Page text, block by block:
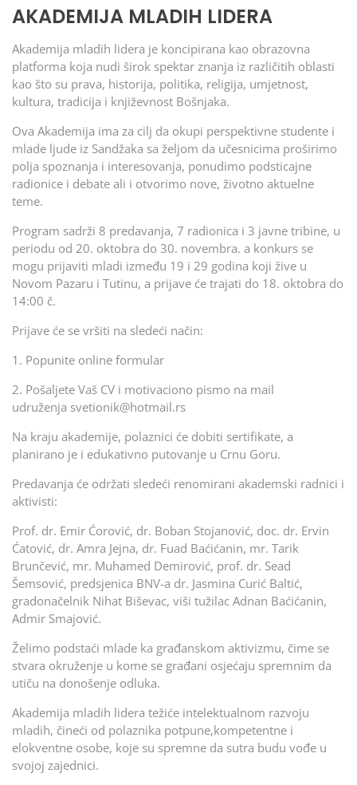
AKADEMIJA MLADIH LIDERA
Akademija mladih lidera je koncipirana kao obrazovna
platforma koja nudi širok spektar znanja iz različitih oblasti
kao što su prava, historija, politika, religija, umjetnost,
kultura, tradicija i književnost Bošnjaka.
Ova Akademija ima za cilj da okupi perspektivne studente i
mlade ljude iz Sandžaka sa željom da učesnicima proširimo
polja spoznanja i interesovanja, ponudimo podsticajne
radionice i debate ali i otvorimo nove, životno aktuelne
teme.
Program sadrži 8 predavanja, 7 radionica i 3 javne tribine, u
periodu od 20. oktobra do 30. novembra. a konkurs se
mogu prijaviti mladi između 19 i 29 godina koji žive u
Novom Pazaru i Tutinu, a prijave će trajati do 18. oktobra do
14:00 č.
Prijave će se vršiti na sledeći način:
1. Popunite online formular
2. Pošaljete Vaš CV i motivaciono pismo na mail
udruženja svetionik@hotmail.rs
Na kraju akademije, polaznici će dobiti sertifikate, a
planirano je i edukativno putovanje u Crnu Goru.
Predavanja će održati sledeći renomirani akademski radnici i
aktivisti:
Prof. dr. Emir Ćorović, dr. Boban Stojanović, doc. dr. Ervin
Ćatović, dr. Amra Jejna, dr. Fuad Baćićanin, mr. Tarik
Brunčević, mr. Muhamed Demirović, prof. dr. Sead
Šemsović, predsjenica BNV-a dr. Jasmina Curić Baltić,
gradonačelnik Nihat Biševac, viši tužilac Adnan Baćićanin,
Admir Smajović.
Želimo podstaći mlade ka građanskom aktivizmu, čime se
stvara okruženje u kome se građani osjećaju spremnim da
utiču na donošenje odluka.
Akademija mladih lidera težiće intelektualnom razvoju
mladih, čineći od polaznika potpune,kompetentne i
elokventne osobe, koje su spremne da sutra budu vođe u
svojoj zajednici.